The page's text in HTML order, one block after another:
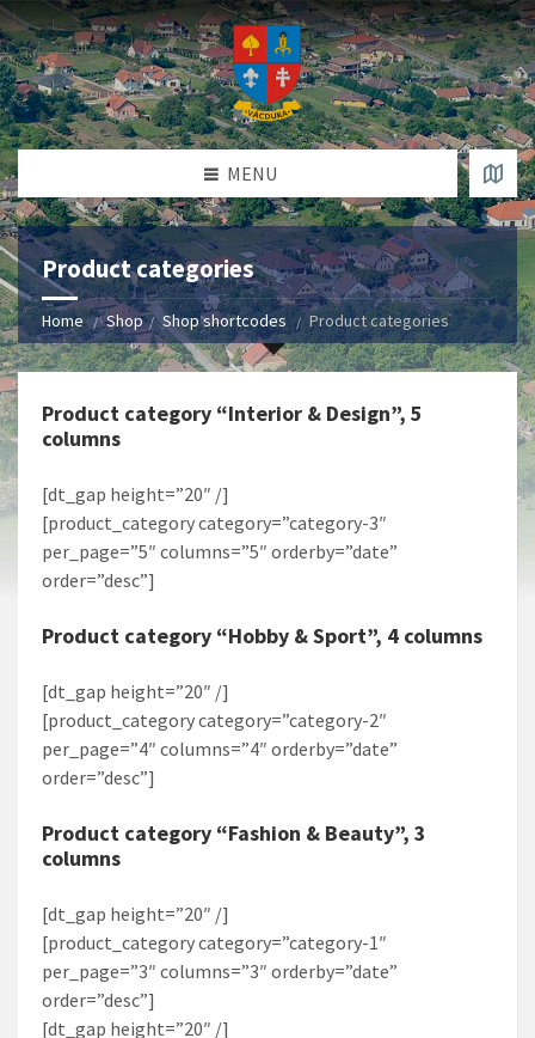
MENU
Product categories
Home Shop Shop shortcodes Product categories
Product category “Interior & Design”, 5
columns
[dt_gap height=”20″ /]
[product_category category=”category-3″
per_page=”5″ columns=”5″ orderby=”date”
order=”desc”]
Product category “Hobby & Sport”, 4 columns
[dt_gap height=”20″ /]
[product_category category=”category-2″
per_page=”4″ columns=”4″ orderby=”date”
order=”desc”]
Product category “Fashion & Beauty”, 3
columns
[dt_gap height=”20″ /]
[product_category category=”category-1″
per_page=”3″ columns=”3″ orderby=”date”
order=”desc”]
[dt_gap height=”20″ /]